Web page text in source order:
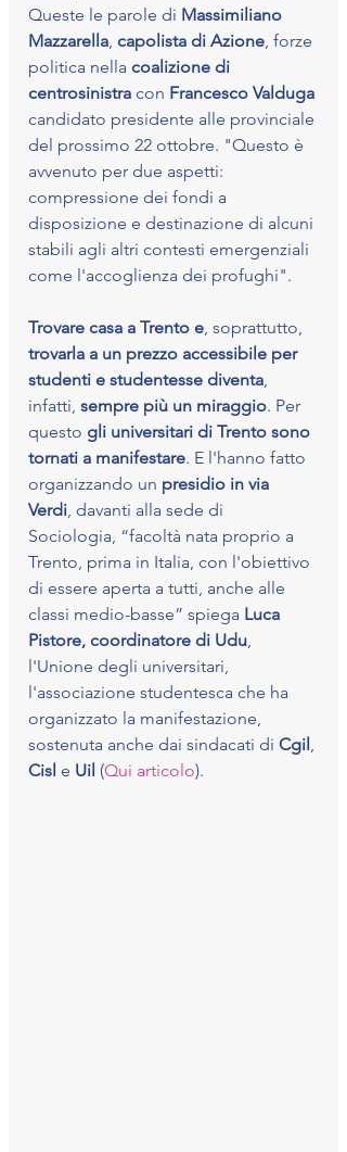
Queste le parole di Massimiliano
Mazzarella, capolista di Azione, forze
politica nella coalizione di
centrosinistra con Francesco Valduga
candidato presidente alle provinciale
del prossimo 22 ottobre. "Questo è
avvenuto per due aspetti:
compressione dei fondi a
disposizione e destinazione di alcuni
stabili agli altri contesti emergenziali
come l'accoglienza dei profughi".
Trovare casa a Trento e, soprattutto,
trovarla a un prezzo accessibile per
studenti e studentesse diventa,
infatti, sempre più un miraggio. Per
questo gli universitari di Trento sono
tornati a manifestare. E l'hanno fatto
organizzando un presidio in via
Verdi, davanti alla sede di
Sociologia, “facoltà nata proprio a
Trento, prima in Italia, con l'obiettivo
di essere aperta a tutti, anche alle
classi medio-basse” spiega Luca
Pistore, coordinatore di Udu,
l'Unione degli universitari,
l'associazione studentesca che ha
organizzato la manifestazione,
sostenuta anche dai sindacati di Cgil,
Cisl e Uil (Qui articolo).